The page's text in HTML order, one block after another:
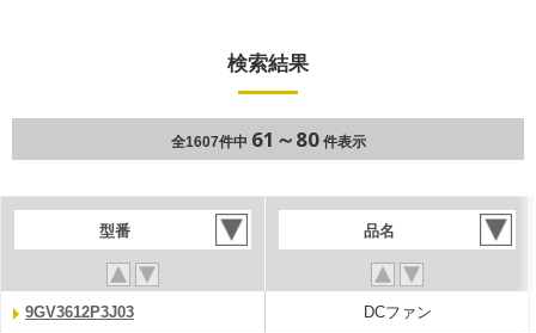
検索結果
全1607件中 61～80件表示
型番 品名
9GV3612P3J03 DCファン